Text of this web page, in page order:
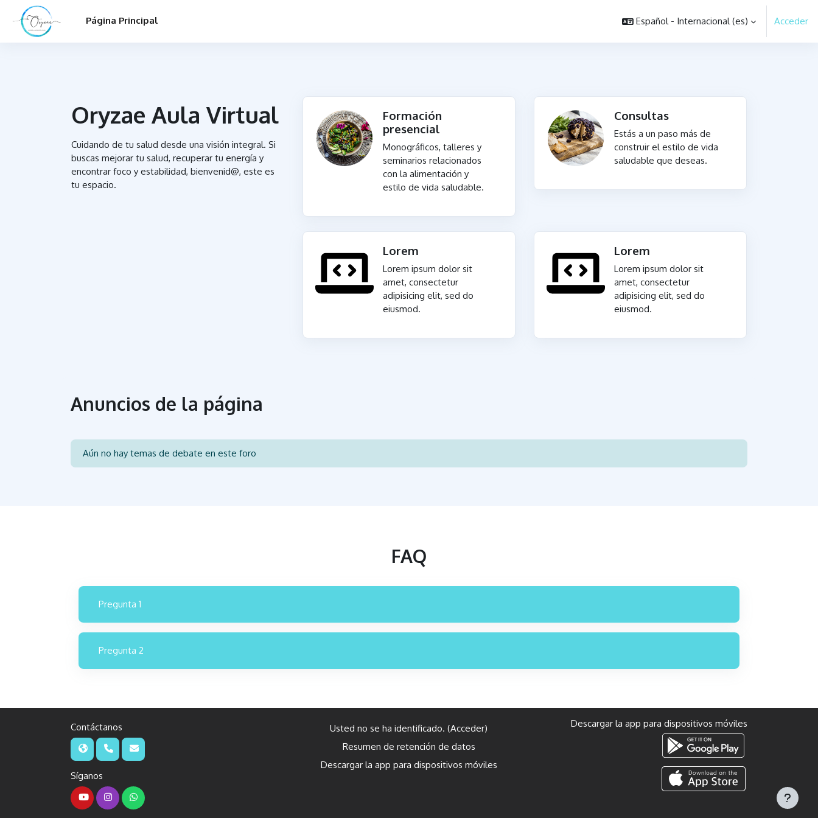
Salta al contenido principal
Página Principal
Español - Internacional ‎(es)‎ Acceder
Oryzae Aula Virtual
Cuidando de tu salud desde una visión integral. Si
buscas mejorar tu salud, recuperar tu energía y
encontrar foco y estabilidad, bienvenid@, este es
tu espacio.
Formación
presencial
Monográficos, talleres y
seminarios relacionados
con la alimentación y
estilo de vida saludable.
Consultas
Estás a un paso más de
construir el estilo de vida
saludable que deseas.
Lorem
Lorem ipsum dolor sit
amet, consectetur
adipisicing elit, sed do
eiusmod.
Lorem
Lorem ipsum dolor sit
amet, consectetur
adipisicing elit, sed do
eiusmod.
Anuncios de la página
Aún no hay temas de debate en este foro
FAQ
Pregunta 1
Pregunta 2
Contáctanos
Síganos
Usted no se ha identificado. (Acceder)
Resumen de retención de datos
Descargar la app para dispositivos móviles
Descargar la app para dispositivos móviles